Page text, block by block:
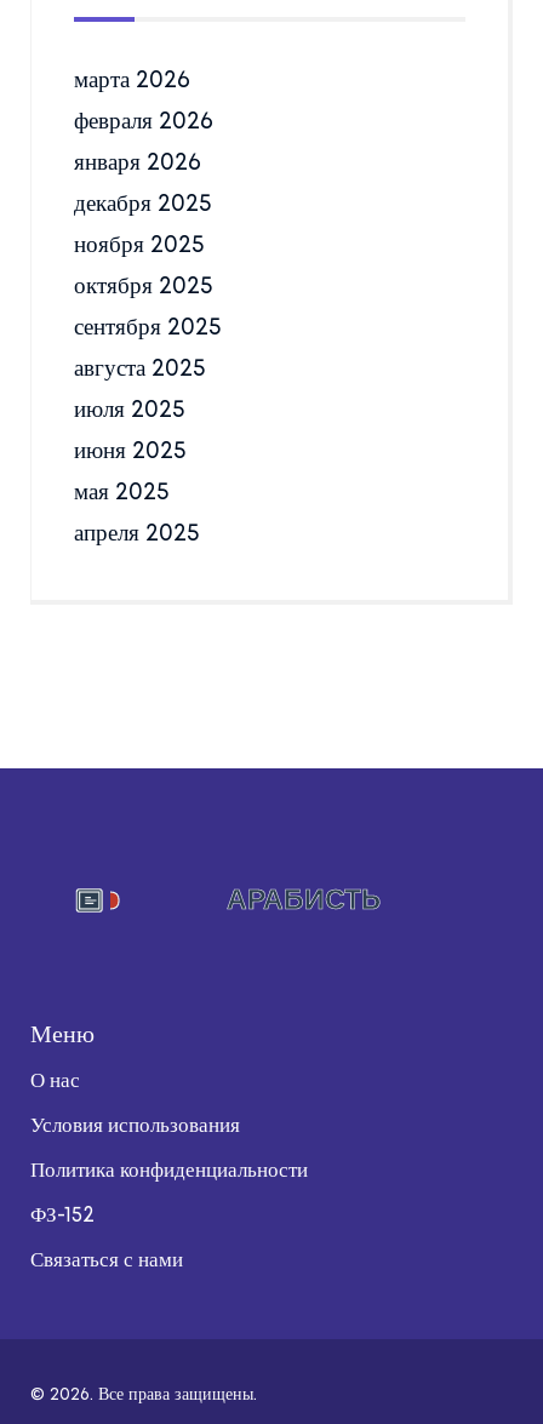
марта 2026
февраля 2026
января 2026
декабря 2025
ноября 2025
октября 2025
сентября 2025
августа 2025
июля 2025
июня 2025
мая 2025
апреля 2025
Меню
О нас
Условия использования
Политика конфиденциальности
ФЗ-152
Связаться с нами
© 2026. Все права защищены.